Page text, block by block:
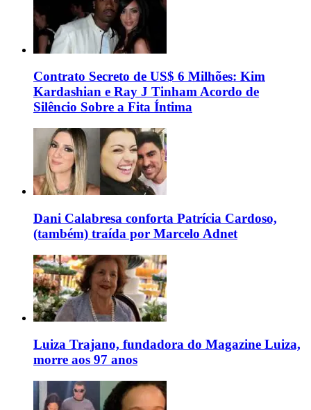
Contrato Secreto de US$ 6 Milhões: Kim
Kardashian e Ray J Tinham Acordo de
Silêncio Sobre a Fita Íntima
Dani Calabresa conforta Patrícia Cardoso,
(também) traída por Marcelo Adnet
Luiza Trajano, fundadora do Magazine Luiza,
morre aos 97 anos